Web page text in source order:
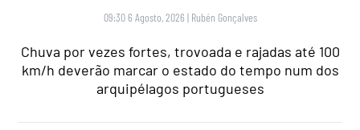
09:30 6 Agosto, 2026 | Rubén Gonçalves
Chuva por vezes fortes, trovoada e rajadas até 100
km/h deverão marcar o estado do tempo num dos
arquipélagos portugueses